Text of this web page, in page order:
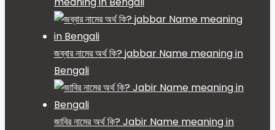
জব্বার নামের অর্থ কি? jabbar Name meaning in
Bengali
জাবির নামের অর্থ কি? Jabir Name meaning in